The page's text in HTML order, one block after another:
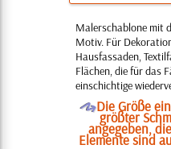
Malerschablone mit
Motiv. Für
Hausfassaden,
Flächen, die für das
einschichtige
ODie Größe
größter
angegeben,
Elemente sind